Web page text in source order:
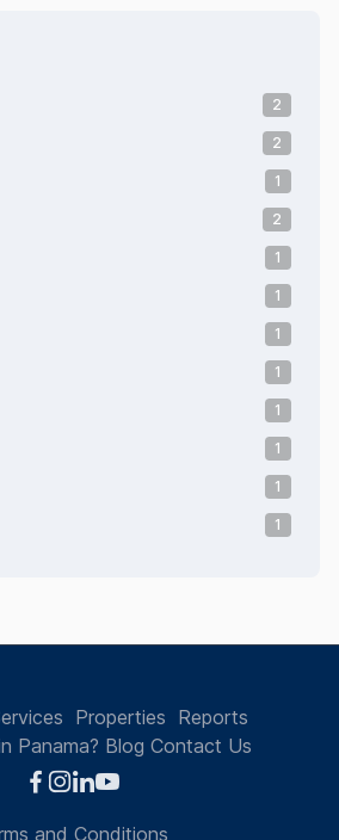
2
2
1
2
1
1
1
1
1
1
1
1
Properties Reports
Panama? Blog Contact Us
and Conditions